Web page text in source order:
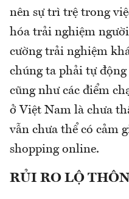
nên sự trì trệ trong
hóa trải nghiệm
cường trải nghiệm
chúng ta phải tự
cũng như các điểm
ở Việt Nam là chưa
vẫn chưa thể có cảm
shopping online.
RỦI RO LỘ